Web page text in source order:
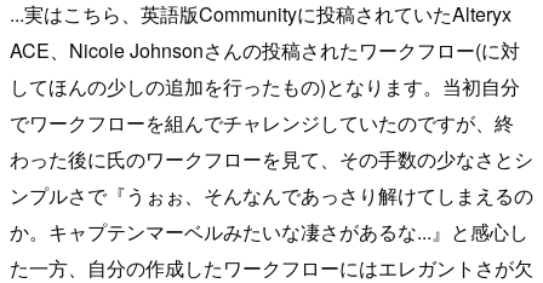
...実はこちら、英語版Communityに投稿されていたAlteryx
ACE、Nicole Johnsonさんの投稿されたワークフロー(に対
してほんの少しの追加を行ったもの)となります。当初自分
でワークフローを組んでチャレンジしていたのですが、終
わった後に氏のワークフローを見て、その手数の少なさとシ
ンプルさで『うぉぉ、そんなんであっさり解けてしまえるの
か。キャプテンマーベルみたいな凄さがあるな...』と感心し
た一方、自分の作成したワークフローにはエレガントさが欠